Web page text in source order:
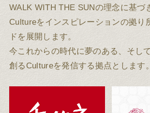
WALK WITH THE SUNの理念に基づ
Cultureをインスピレーションの拠り
ドを展開します。
今これからの時代に夢のある、そし
創るCultureを発信する拠点とします。